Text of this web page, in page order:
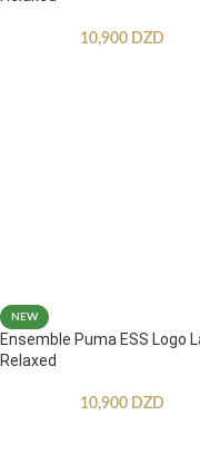
10,900 DZD
NEW
Ensemble Puma ESS Logo
Relaxed
10,900 DZD